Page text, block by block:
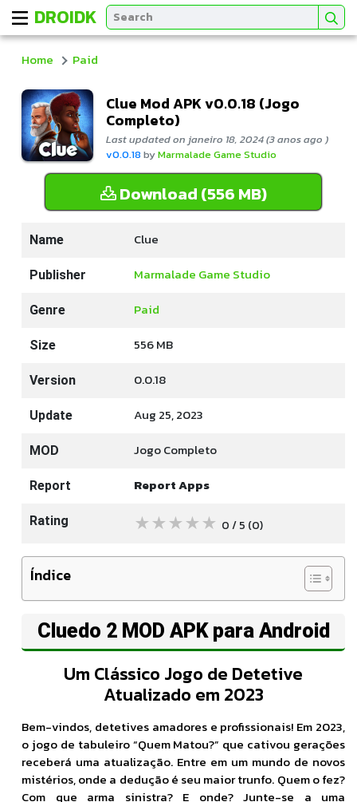
DROIDK
Home Paid
Clue Mod APK v0.0.18 (Jogo
Completo)
Last updated on janeiro 18, 2024 (3 anos ago )
v0.0.18 byMarmalade Game Studio
Download (556 MB)
Name Clue
Publisher Marmalade Game Studio
Genre Paid
Size 556 MB
Version 0.0.18
Update Aug 25, 2023
MOD Jogo Completo
Report Report Apps
Rating ★ ★ ★ ★ ★ 0 / 5 (0)
Índice
Cluedo 2 MOD APK para Android
Um Clássico Jogo de Detetive
Atualizado em 2023
Bem-vindos, detetives amadores e profissionais! Em 2023,
o jogo de tabuleiro “Quem Matou?” que cativou gerações
receberá uma atualização. Entre em um mundo de novos
mistérios, onde a dedução é seu maior trunfo. Quem o fez?
Com que arma sinistra? E onde? Junte-se a uma